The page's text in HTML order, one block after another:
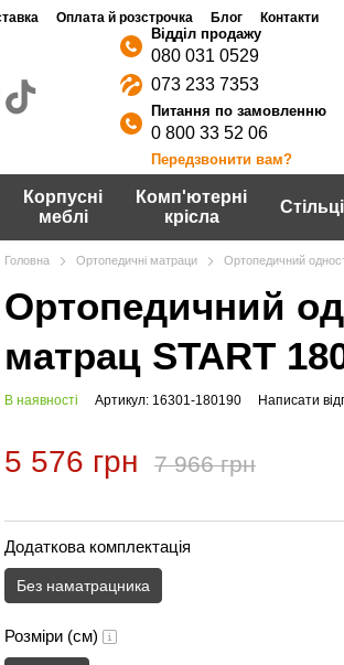
Оплата й розстрочка Блог
Контакти
080 031 0529
073 233 7353
0 800 33 52 06
Передзвонити вам?
Корпусні
меблі
Комп'ютерні
крісла
Стільці
Головна Ортопедичні матраци Ортопедичний
Ортопедичний
матрац START
В наявності Артикул: 16301-180190 Написати
5 576 грн 7 966 грн
Додаткова комплектація
Без наматрацника
Розміри (см)